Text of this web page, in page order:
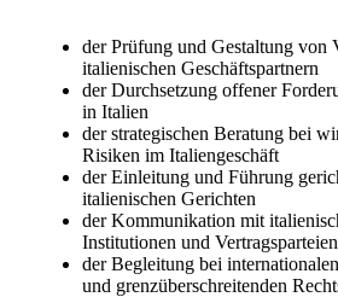
der Prüfung und Gestaltung von
italienischen Geschäftspartnern
der Durchsetzung offener
in Italien
der strategischen Beratung bei
Risiken im Italiengeschäft
der Einleitung und Führung
italienischen Gerichten
der Kommunikation mit
Institutionen und Vertragsparteien
der Begleitung bei
und grenzüberschreitenden